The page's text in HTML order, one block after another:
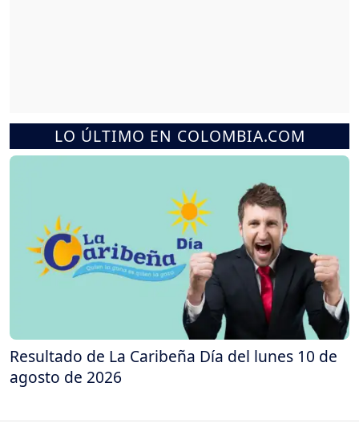
LO ÚLTIMO EN COLOMBIA.COM
Resultado de La Caribeña Día del lunes 10 de
agosto de 2026